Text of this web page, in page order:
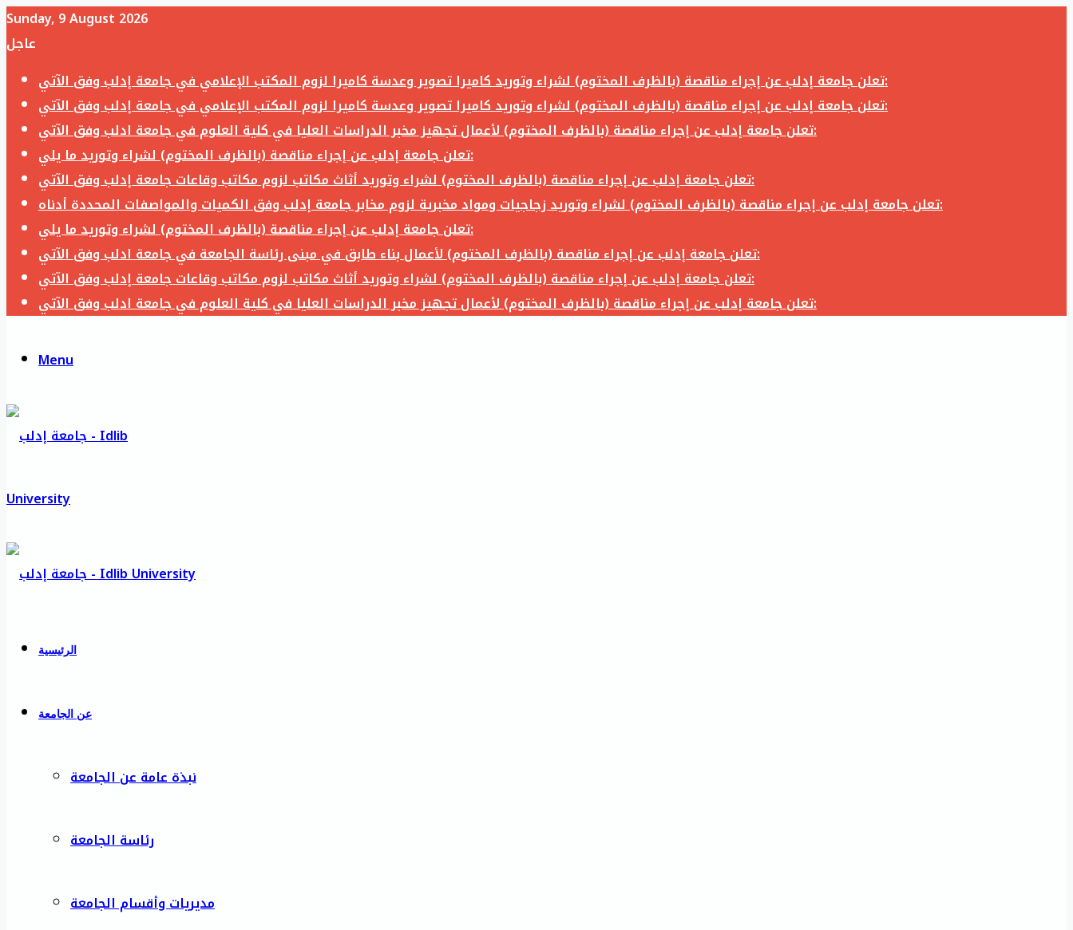
Sunday, 9 August 2026
عاجل
تعلن جامعة إدلب عن إجراء مناقصة (بالظرف المختوم) لشراء وتوريد كاميرا تصوير وعدسة كاميرا لزوم المكتب الإعلامي في جامعة إدلب وفق الآتي:
تعلن جامعة إدلب عن إجراء مناقصة (بالظرف المختوم) لشراء وتوريد كاميرا تصوير وعدسة كاميرا لزوم المكتب الإعلامي في جامعة إدلب وفق الآتي:
تعلن جامعة إدلب عن إجراء مناقصة (بالظرف المختوم) لأعمال تجهيز مخبر الدراسات العليا في كلية العلوم في جامعة ادلب وفق الآتي:
تعلن جامعة إدلب عن إجراء مناقصة (بالظرف المختوم) لشراء وتوريد ما يلي:
تعلن جامعة إدلب عن إجراء مناقصة (بالظرف المختوم) لشراء وتوريد أثاث مكاتب لزوم مكاتب وقاعات جامعة إدلب وفق الآتي:
تعلن جامعة إدلب عن إجراء مناقصة (بالظرف المختوم) لشراء وتوريد زجاجيات ومواد مخبرية لزوم مخابر جامعة إدلب وفق الكميات والمواصفات المحددة أدناه:
تعلن جامعة إدلب عن إجراء مناقصة (بالظرف المختوم) لشراء وتوريد ما يلي:
تعلن جامعة إدلب عن إجراء مناقصة (بالظرف المختوم) لأعمال بناء طابق في مبنى رئاسة الجامعة في جامعة ادلب وفق الآتي:
تعلن جامعة إدلب عن إجراء مناقصة (بالظرف المختوم) لشراء وتوريد أثاث مكاتب لزوم مكاتب وقاعات جامعة إدلب وفق الآتي:
تعلن جامعة إدلب عن إجراء مناقصة (بالظرف المختوم) لأعمال تجهيز مخبر الدراسات العليا في كلية العلوم في جامعة ادلب وفق الآتي:
Menu
الرئيسية
عن الجامعة
نبذة عامة عن الجامعة
رئاسة الجامعة
مديريات وأقسام الجامعة